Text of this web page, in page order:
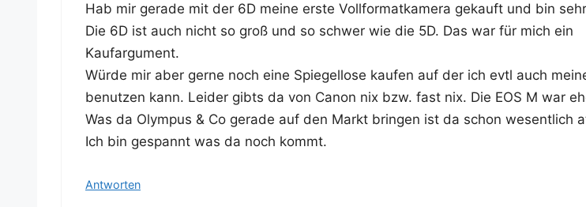
Hab mir gera­de mit der 6D mei­ne ers­te Voll­for­mat­ka­me­ra gekauft und bin
Die 6D ist auch nicht so groß und so schwer wie die 5D. Das war für mich ein
Kaufargument.
Wür­de mir aber ger­ne noch eine Spie­gel­lo­se kau­fen auf der ich evtl auch
benut­zen kann. Lei­der gibts da von Canon nix bzw. fast nix. Die EOS M war
Was da Olym­pus & Co gera­de auf den Markt brin­gen ist da schon wesent­lich
Ich bin gespannt was da noch kommt.
Antworten